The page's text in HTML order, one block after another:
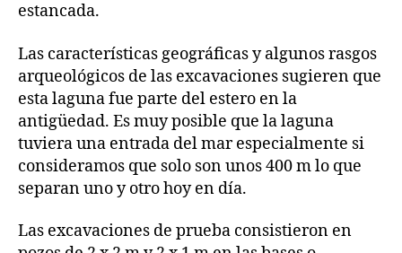
estancada.
Las características geográficas y algunos rasgos
arqueológicos de las excavaciones sugieren que
esta laguna fue parte del estero en la
antigüedad. Es muy posible que la laguna
tuviera una entrada del mar especialmente si
consideramos que solo son unos 400 m lo que
separan uno y otro hoy en día.
Las excavaciones de prueba consistieron en